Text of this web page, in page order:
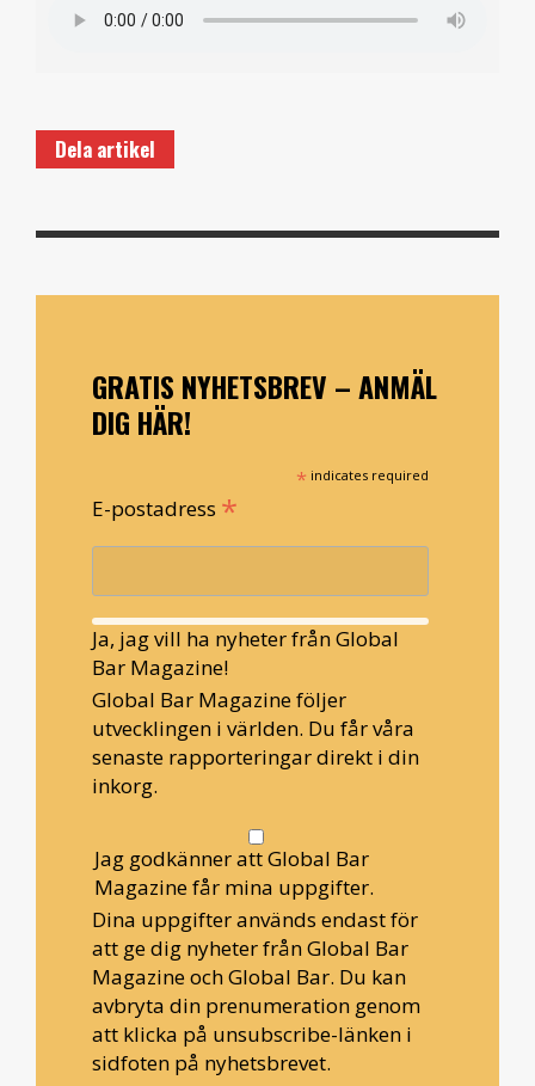
Dela artikel
GRATIS NYHETSBREV – ANMÄL
DIG HÄR!
* indicates required
E-postadress *
Ja, jag vill ha nyheter från Global
Bar Magazine!
Global Bar Magazine följer
utvecklingen i världen. Du får våra
senaste rapporteringar direkt i din
inkorg.
Jag godkänner att Global Bar
Magazine får mina uppgifter.
Dina uppgifter används endast för
att ge dig nyheter från Global Bar
Magazine och Global Bar. Du kan
avbryta din prenumeration genom
att klicka på unsubscribe-länken i
sidfoten på nyhetsbrevet.